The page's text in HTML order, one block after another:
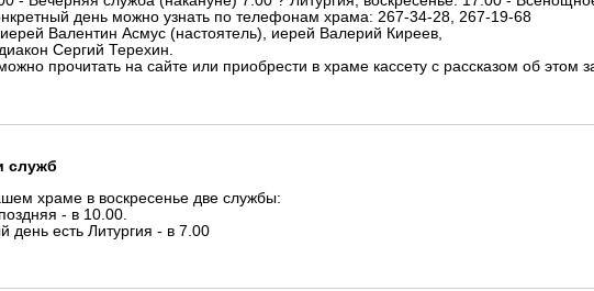
день можно узнать по телефонам храма: 267-34-28, 267-19-68
Валентин Асмус (настоятель), иерей Валерий Киреев,
Сергий Терехин.
прочитать на сайте или приобрести в храме кассету с рассказом об этом
служб
храме в воскресенье две службы:
- в 10.00.
день есть Литургия - в 7.00